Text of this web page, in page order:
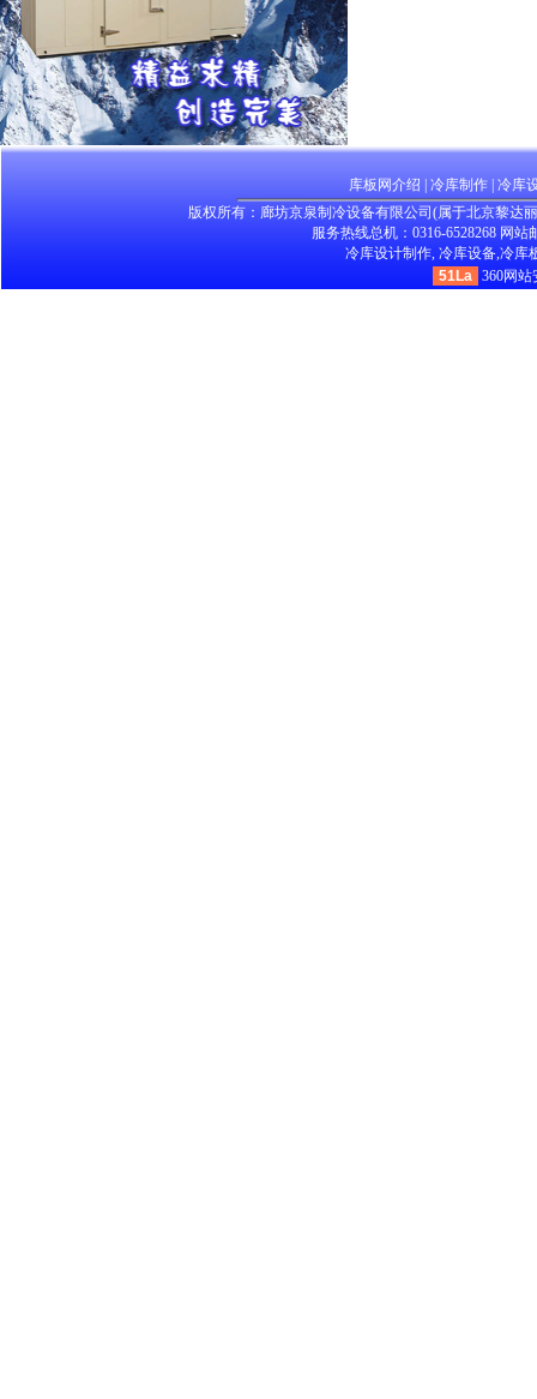
库板网介绍 冷库制作| 冷库
版权所有：廊坊京泉制冷设备有限公司(属于北京黎达
服务热线总机：0316-6528268 网站
冷库设计制作, 冷库设备,冷库
51La
360网站